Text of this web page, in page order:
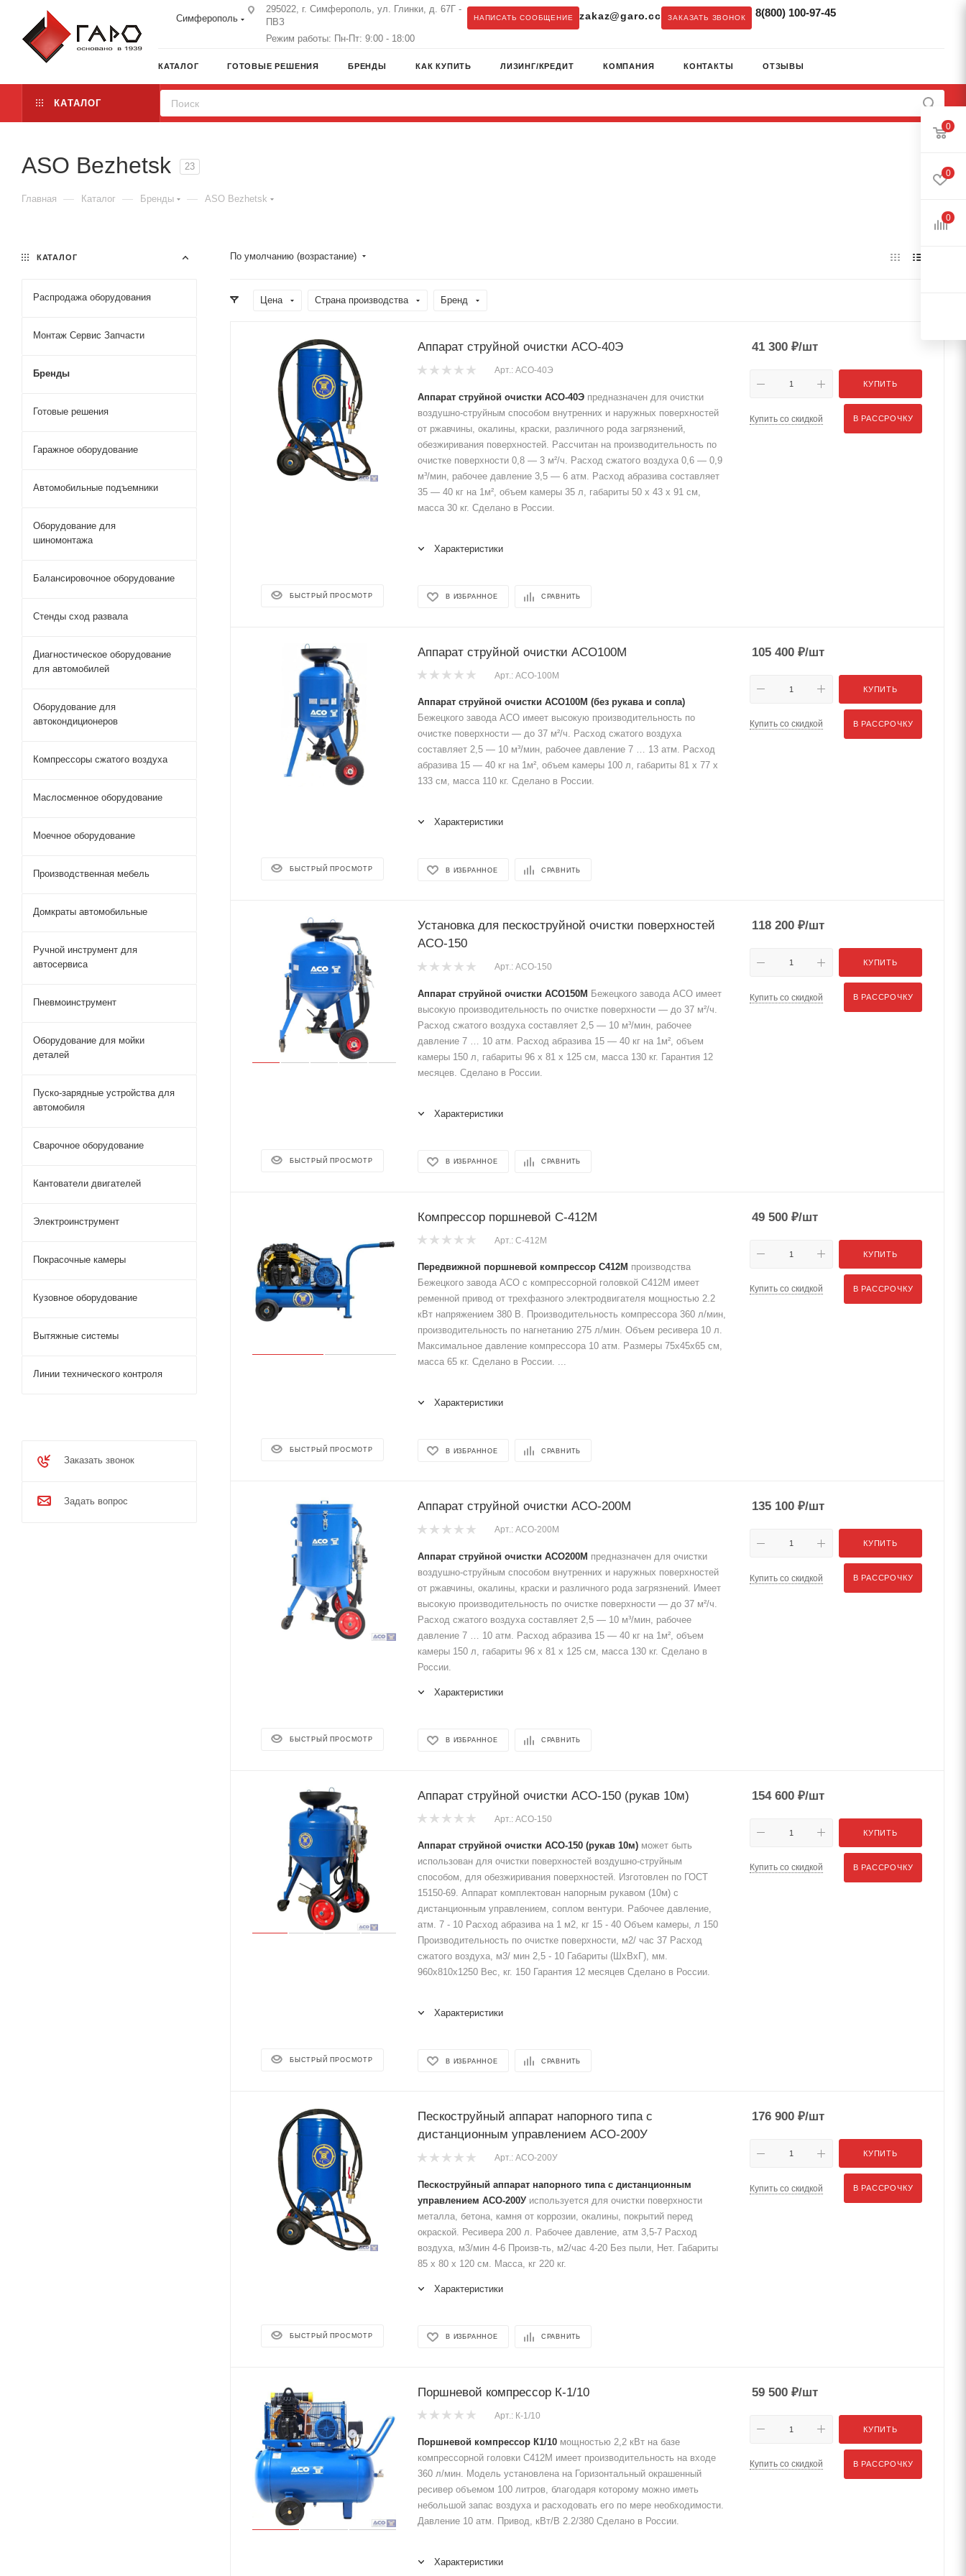
Симферополь
295022, г. Симферополь, ул. Глинки, д. 67Г -
ПВЗ
Режим работы: Пн-Пт: 9:00 - 18:00
НАПИСАТЬ СООБЩЕНИЕ zakaz@garo.cc ЗАКАЗАТЬ ЗВОНОК 8(800) 100-97-45
КАТАЛОГ ГОТОВЫЕ РЕШЕНИЯ БРЕНДЫ КАК КУПИТЬ ЛИЗИНГ/КРЕДИТ КОМПАНИЯ КОНТАКТЫ ОТЗЫВЫ
КАТАЛОГ
ASO Bezhetsk 23
Главная — Каталог — Бренды — ASO Bezhetsk
По умолчанию (возрастание)
Цена Страна производства Бренд
БЫСТРЫЙ ПРОСМОТР
Аппарат струйной очистки АСО-40Э
Арт.: АСО-40Э
Аппарат струйной очистки АСО-40Э предназначен для очистки
воздушно-струйным способом внутренних и наружных поверхностей
от ржавчины, окалины, краски, различного рода загрязнений,
обезжиривания поверхностей. Рассчитан на производительность по
очистке поверхности 0,8 — 3 м²/ч. Расход сжатого воздуха 0,6 — 0,9
м³/мин, рабочее давление 3,5 — 6 атм. Расход абразива составляет
35 — 40 кг на 1м², объем камеры 35 л, габариты 50 х 43 х 91 см,
масса 30 кг. Сделано в России.
Характеристики
В ИЗБРАННОЕ СРАВНИТЬ
41 300 ₽/шт
КУПИТЬ
Купить со скидкой В РАССРОЧКУ
БЫСТРЫЙ ПРОСМОТР
Аппарат струйной очистки АСО100М
Арт.: АСО-100М
Аппарат струйной очистки АСО100М (без рукава и сопла)
Бежецкого завода АСО имеет высокую производительность по
очистке поверхности — до 37 м²/ч. Расход сжатого воздуха
составляет 2,5 — 10 м³/мин, рабочее давление 7 … 13 атм. Расход
абразива 15 — 40 кг на 1м², объем камеры 100 л, габариты 81 х 77 х
133 см, масса 110 кг. Сделано в России.
Характеристики
В ИЗБРАННОЕ СРАВНИТЬ
105 400 ₽/шт
КУПИТЬ
Купить со скидкой В РАССРОЧКУ
БЫСТРЫЙ ПРОСМОТР
Установка для пескоструйной очистки поверхностей
АСО-150
Арт.: АСО-150
Аппарат струйной очистки АСО150М Бежецкого завода АСО имеет
высокую производительность по очистке поверхности — до 37 м²/ч.
Расход сжатого воздуха составляет 2,5 — 10 м³/мин, рабочее
давление 7 … 10 атм. Расход абразива 15 — 40 кг на 1м², объем
камеры 150 л, габариты 96 х 81 х 125 см, масса 130 кг. Гарантия 12
месяцев. Сделано в России.
Характеристики
В ИЗБРАННОЕ СРАВНИТЬ
118 200 ₽/шт
КУПИТЬ
Купить со скидкой В РАССРОЧКУ
БЫСТРЫЙ ПРОСМОТР
Компрессор поршневой С-412М
Арт.: C-412M
Передвижной поршневой компрессор С412М производства
Бежецкого завода АСО с компрессорной головкой С412М имеет
ременной привод от трехфазного электродвигателя мощностью 2.2
кВт напряжением 380 В. Производительность компрессора 360 л/мин,
производительность по нагнетанию 275 л/мин. Объем ресивера 10 л.
Максимальное давление компрессора 10 атм. Размеры 75х45х65 см,
масса 65 кг. Сделано в России. ...
Характеристики
В ИЗБРАННОЕ СРАВНИТЬ
49 500 ₽/шт
КУПИТЬ
Купить со скидкой В РАССРОЧКУ
БЫСТРЫЙ ПРОСМОТР
Аппарат струйной очистки АСО-200М
Арт.: АСО-200М
Аппарат струйной очистки АСО200М предназначен для очистки
воздушно-струйным способом внутренних и наружных поверхностей
от ржавчины, окалины, краски и различного рода загрязнений. Имеет
высокую производительность по очистке поверхности — до 37 м²/ч.
Расход сжатого воздуха составляет 2,5 — 10 м³/мин, рабочее
давление 7 … 10 атм. Расход абразива 15 — 40 кг на 1м², объем
камеры 150 л, габариты 96 х 81 х 125 см, масса 130 кг. Сделано в
России.
Характеристики
В ИЗБРАННОЕ СРАВНИТЬ
135 100 ₽/шт
КУПИТЬ
Купить со скидкой В РАССРОЧКУ
БЫСТРЫЙ ПРОСМОТР
Аппарат струйной очистки АСО-150 (рукав 10м)
Арт.: АСО-150
Аппарат струйной очистки АСО-150 (рукав 10м) может быть
использован для очистки поверхностей воздушно-струйным
способом, для обезжиривания поверхностей. Изготовлен по ГОСТ
15150-69. Аппарат комплектован напорным рукавом (10м) с
дистанционным управлением, соплом вентури. Рабочее давление,
атм. 7 - 10 Расход абразива на 1 м2, кг 15 - 40 Объем камеры, л 150
Производительность по очистке поверхности, м2/ час 37 Расход
сжатого воздуха, м3/ мин 2,5 - 10 Габариты (ШхВхГ), мм.
960х810х1250 Вес, кг. 150 Гарантия 12 месяцев Сделано в России.
Характеристики
В ИЗБРАННОЕ СРАВНИТЬ
154 600 ₽/шт
КУПИТЬ
Купить со скидкой В РАССРОЧКУ
БЫСТРЫЙ ПРОСМОТР
Пескоструйный аппарат напорного типа с
дистанционным управлением АСО-200У
Арт.: АСО-200У
Пескоструйный аппарат напорного типа с дистанционным
управлением АСО-200У используется для очистки поверхности
металла, бетона, камня от коррозии, окалины, покрытий перед
окраской. Ресивера 200 л. Рабочее давление, атм 3,5-7 Расход
воздуха, м3/мин 4-6 Произв-ть, м2/час 4-20 Без пыли, Нет. Габариты
85 x 80 x 120 см. Масса, кг 220 кг.
Характеристики
В ИЗБРАННОЕ СРАВНИТЬ
176 900 ₽/шт
КУПИТЬ
Купить со скидкой В РАССРОЧКУ
Поршневой компрессор К-1/10
Арт.: К-1/10
Поршневой компрессор К1/10 мощностью 2,2 кВт на базе
компрессорной головки С412М имеет производительность на входе
360 л/мин. Модель установлена на Горизонтальный окрашенный
ресивер объемом 100 литров, благодаря которому можно иметь
небольшой запас воздуха и расходовать его по мере необходимости.
Давление 10 атм. Привод, кВт/В 2.2/380 Сделано в России.
Характеристики
59 500 ₽/шт
КУПИТЬ
Купить со скидкой В РАССРОЧКУ
КАТАЛОГ
Распродажа оборудования
Монтаж Сервис Запчасти
Бренды
Готовые решения
Гаражное оборудование
Автомобильные подъемники
Оборудование для
шиномонтажа
Балансировочное оборудование
Стенды сход развала
Диагностическое оборудование
для автомобилей
Оборудование для
автокондиционеров
Компрессоры сжатого воздуха
Маслосменное оборудование
Моечное оборудование
Производственная мебель
Домкраты автомобильные
Ручной инструмент для
автосервиса
Пневмоинструмент
Оборудование для мойки
деталей
Пуско-зарядные устройства для
автомобиля
Сварочное оборудование
Кантователи двигателей
Электроинструмент
Покрасочные камеры
Кузовное оборудование
Вытяжные системы
Линии технического контроля
Заказать звонок
Задать вопрос
0
0
0